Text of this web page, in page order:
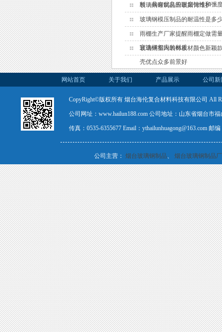
料，具有优良的耐腐蚀性和强
玻璃钢罐制品应该如何维护？
玻璃钢模压制品的耐温性是多
雨棚生产厂家提醒雨棚定做需
宜选择相应的材质
玻璃钢室内装饰板材颜色新颖
壳优点众多前景好
网站首页 关于我们 产品展示 公司新
CopyRight©版权所有 烟台海伦复合材料科技有限公司 All
公司网址：www.hailun188.com 公司地址：山东省烟台市
传真：0535-6355677 Email：ythailunhuagong@163.com 邮
公司主营： 烟台玻璃钢制品、 烟台玻璃钢制品厂